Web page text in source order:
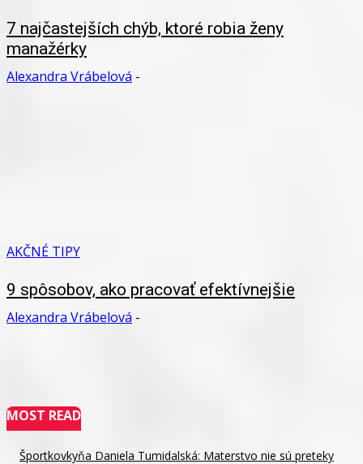
7 najčastejších chýb, ktoré robia ženy
manažérky
Alexandra Vrábelová -
AKČNÉ TIPY
9 spôsobov, ako pracovať efektívnejšie
Alexandra Vrábelová -
MOST READ
Športkovkyňa Daniela Tumidalská: Materstvo nie sú preteky